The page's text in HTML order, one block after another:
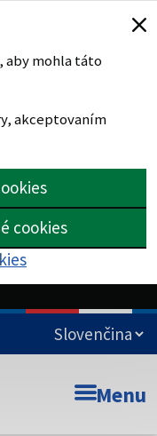
aby mohla táto
akceptovaním
cookies
Menu